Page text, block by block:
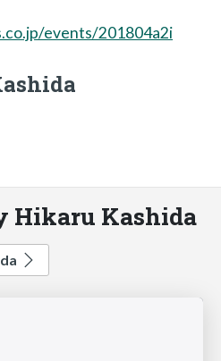
events/201804a2i
Hikaru Kashida